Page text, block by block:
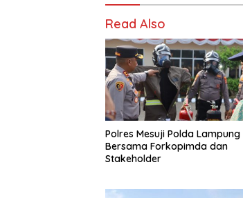
o
o
k
o
n
Read Also
Polres Mesuji Polda Lampung
Bersama Forkopimda dan
Stakeholder